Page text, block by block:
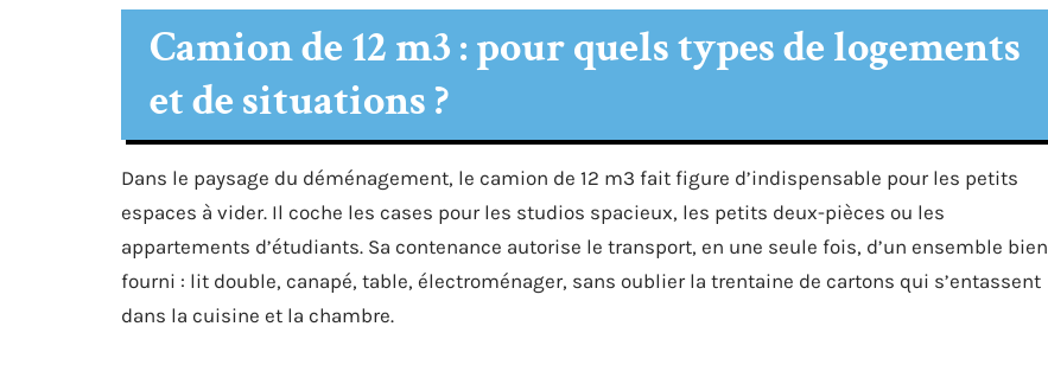
Camion de 12 m3 : pour quels types de logements
et de situations ?
Dans le paysage du déménagement, le camion de 12 m3 fait figure d’indispensable pour les petits
espaces à vider. Il coche les cases pour les studios spacieux, les petits deux-pièces ou les
appartements d’étudiants. Sa contenance autorise le transport, en une seule fois, d’un ensemble bien
fourni : lit double, canapé, table, électroménager, sans oublier la trentaine de cartons qui s’entassent
dans la cuisine et la chambre.